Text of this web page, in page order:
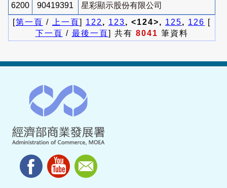
6200 90419391
星彩顯示股份有限公司
[第一頁 / 上一頁] 122 , 123, <124>, 125, 126 [
下一頁 / 最後一頁] 共有 8041 筆資料